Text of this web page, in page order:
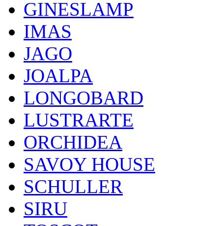
GINESLAMP
IMAS
JAGO
JOALPA
LONGOBARD
LUSTRARTE
ORCHIDEA
SAVOY HOUSE
SCHULLER
SIRU